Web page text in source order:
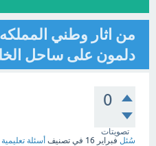
من اثار وطني المملكه
دلمون على ساحل
0
تصويتات
سُئل فبراير 16 في تصنيف أسئلة تعليمية